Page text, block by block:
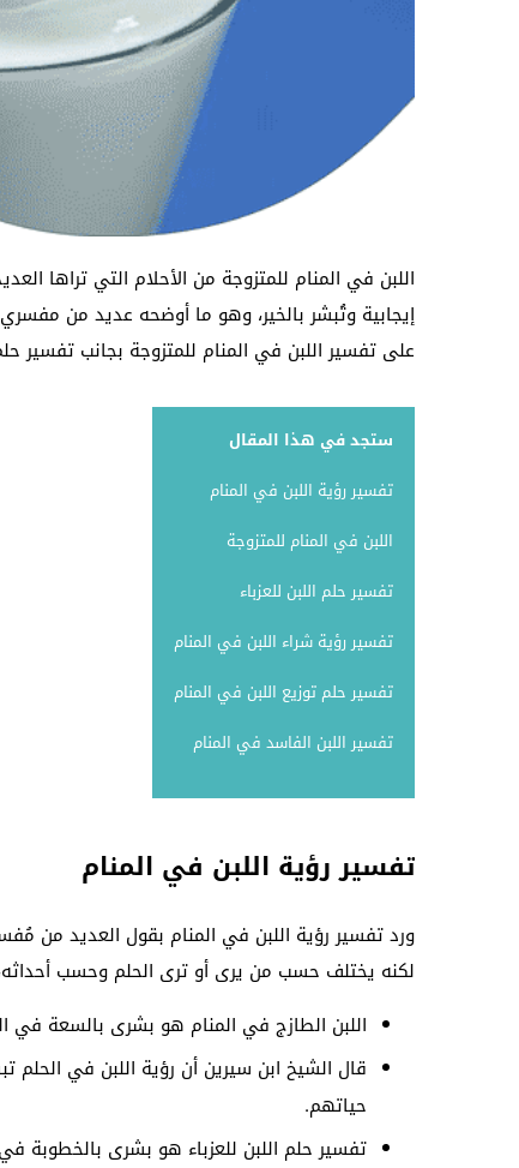
اللبن في المنام للمتزوجة من الأحلام التي تراها
إيجابية وتُبشر بالخير، وهو ما أوضحه عديد من
على تفسير اللبن في المنام للمتزوجة بجانب تفسير
ستجد في هذا المقال
تفسير رؤية اللبن في المنام
اللبن في المنام للمتزوجة
تفسير حلم اللبن للعزباء
تفسير رؤية شراء اللبن في المنام
تفسير حلم توزيع اللبن في المنام
تفسير اللبن الفاسد في المنام
تفسير رؤية اللبن في المنام
ورد تفسير رؤية اللبن في المنام بقول العديد من
لكنه يختلف حسب من يرى أو ترى الحلم وحسب أحداثه،
اللبن الطازج في المنام هو بشرى بالسعة في
قال الشيخ ابن سيرين أن رؤية اللبن في
حياتهم.
تفسير حلم اللبن للعزباء هو بشرى بالخطوبة